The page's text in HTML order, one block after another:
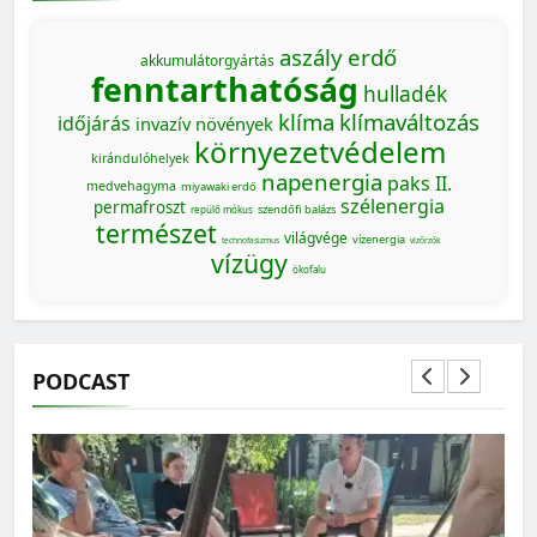
akkumulátorgyártás aszály erdő
fenntarthatóság hulladék
időjárás invazív növények klíma klímaváltozás
kirándulóhelyek környezetvédelem
medvehagyma miyawaki erdő napenergia paks II.
permafroszt repülő mókus szendőfi balázs szélenergia
természet technofasizmus világvége vízenergia vízőrzők
vízügy ökofalu
PODCAST
MAGYARORSZÁG SZÁMOKBAN